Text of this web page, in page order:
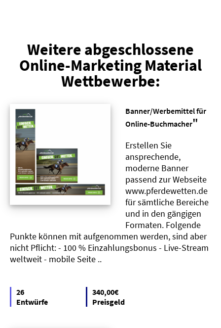
Weitere abgeschlossene
Online-Marketing Material
Wettbewerbe:
Banner/Werbemittel für
Online-Buchmacher"
Erstellen Sie
ansprechende,
moderne Banner
passend zur Webseite
www.pferdewetten.de
für sämtliche Bereiche
und in den gängigen
Formaten. Folgende
Punkte können mit aufgenommen werden, sind aber
nicht Pflicht: - 100 % Einzahlungsbonus - Live-Stream
weltweit - mobile Seite ..
26
Entwürfe
340,00€
Preisgeld